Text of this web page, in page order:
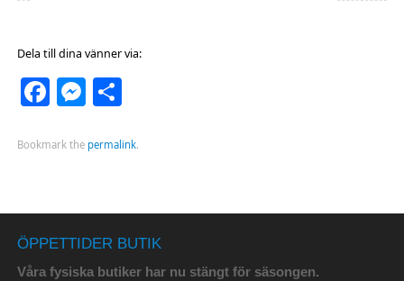
Dela till dina vänner via:
Facebook
Messenger
Dela
Bookmark the permalink.
ÖPPETTIDER BUTIK
Våra fysiska butiker har nu stängt för säsongen.